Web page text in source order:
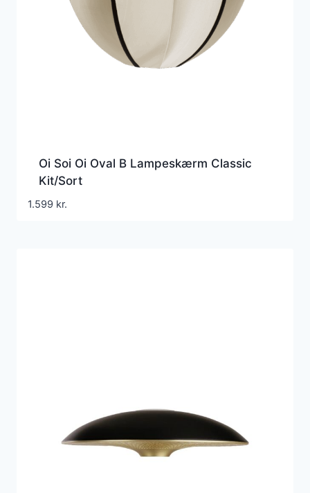
Oi Soi Oi Oval B Lampeskærm Classic
Kit/Sort
1.599 kr.